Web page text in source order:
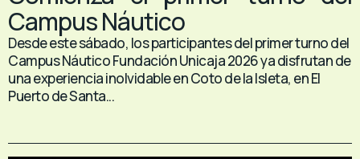
Campus Náutico
Desde este sábado, los participantes del primer turno del
Campus Náutico Fundación Unicaja 2026 ya disfrutan de
una experiencia inolvidable en Coto de la Isleta, en El
Puerto de Santa...